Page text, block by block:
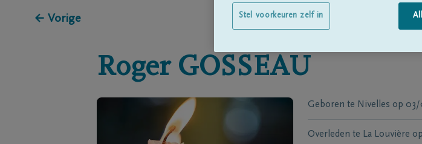
← Vorige
Roger GOSSEAU
Geboren te Nivelles op 03/
Overleden te La Louvière op
Stel voorkeuren zelf in